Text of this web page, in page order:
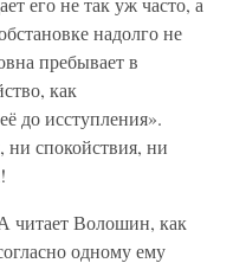
надолго не
пребывает в
как
до исступления».
спокойствия, ни
читает Волошин, как
одному ему